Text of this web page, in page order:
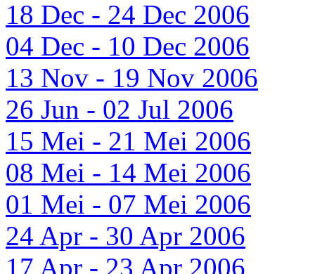
18 Dec - 24 Dec 2006
04 Dec - 10 Dec 2006
13 Nov - 19 Nov 2006
26 Jun - 02 Jul 2006
15 Mei - 21 Mei 2006
08 Mei - 14 Mei 2006
01 Mei - 07 Mei 2006
24 Apr - 30 Apr 2006
17 Apr - 23 Apr 2006